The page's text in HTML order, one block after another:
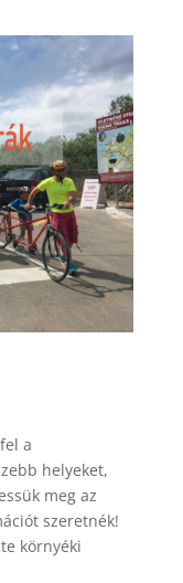
a
helyeket,
meg az
szeretnék!
környéki